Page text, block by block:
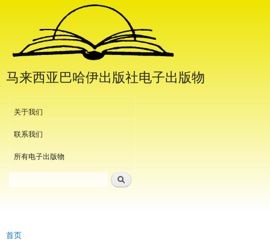
跳
主
要
内
容
马来西亚巴哈伊出版社电子出版物
Header Menu
关于我们
联系我们
所有电子出版物
当前位置
首页